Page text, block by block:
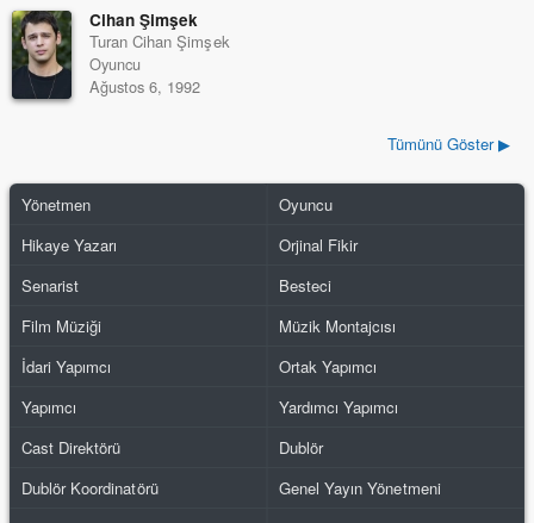
Cihan Şimşek
Turan Cihan Şimşek
Oyuncu
Ağustos 6, 1992
Tümünü Göster ▶
Yönetmen
Oyuncu
Hikaye Yazarı
Orjinal Fikir
Senarist
Besteci
Film Müziği
Müzik Montajcısı
İdari Yapımcı
Ortak Yapımcı
Yapımcı
Yardımcı Yapımcı
Cast Direktörü
Dublör
Dublör Koordinatörü
Genel Yayın Yönetmeni